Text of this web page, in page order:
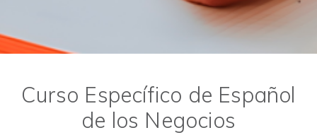
Curso Específico de Español
de los Negocios